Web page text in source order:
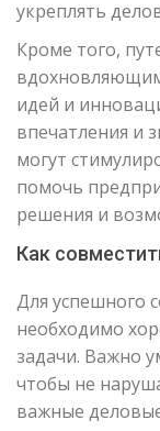
укреплять
Кроме того,
идей и
впечатления и
могут
помочь
решения и
Как
Для успешного
необходимо
задачи. Важно
чтобы не
важные